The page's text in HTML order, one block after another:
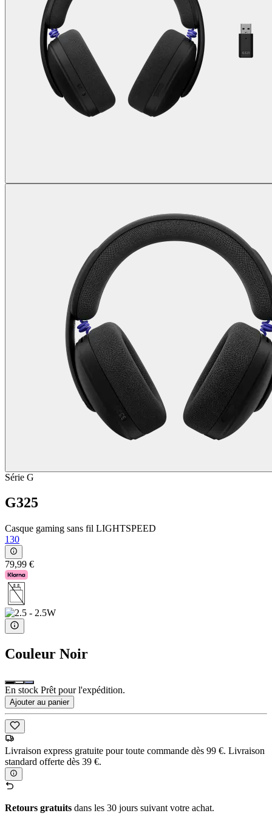
Série G
G325
Casque gaming sans fil LIGHTSPEED
130
79,99 €
Couleur Noir
En stock Prêt pour l'expédition.
Ajouter au panier
Livraison express gratuite pour toute commande dès 99 €. Livraison
standard offerte dès 39 €.
Retours gratuits dans les 30 jours suivant votre achat.